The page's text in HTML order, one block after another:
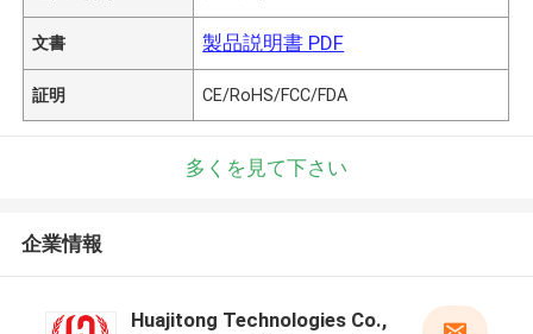
文書 製品説明書 PDF
証明 CE/RoHS/FCC/FDA
多くを見て下さい
企業情報
Huajitong Technologies Co.,